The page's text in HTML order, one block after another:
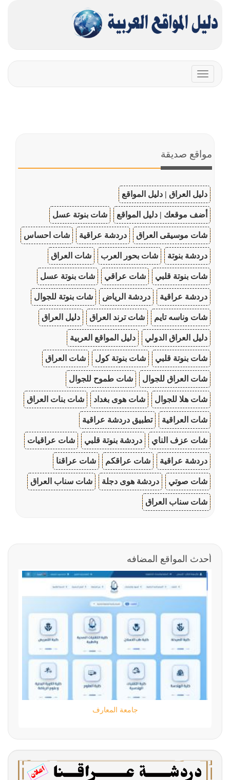
Toggle
navigation
مواقع صديقة
دليل العراق | دليل المواقع
أضف موقعك | دليل المواقع شات بنوتة عسل
شات موسيقى العراق دردشة عراقية شات احساس
دردشة بنوتة شات بحور العرب شات العراق
شات بنوتة قلبي شات عراقي شات بنوتة عسل
دردشة عراقية دردشة الرياض شات بنوتة للجوال
شات وناسه تايم شات ترند العراق دليل العراق
دليل العراق الدولي دليل المواقع العربية
شات بنوتة قلبي شات بنوتة كول شات العراق
شات العراق للجوال شات طموح للجوال
شات هلا للجوال شات هوى بغداد شات بنات العراق
شات العراقية تطبيق دردشة عراقية
شات عزف الناي دردشة بنوتة قلبي شات عراقيات
دردشة عراقية شات عراقكم شات عراقنا
شات صوتي دردشة هوى دجلة شات سناب العراق
شات سناب العراق
أحدث المواقع المضافه
جامعة المعارف